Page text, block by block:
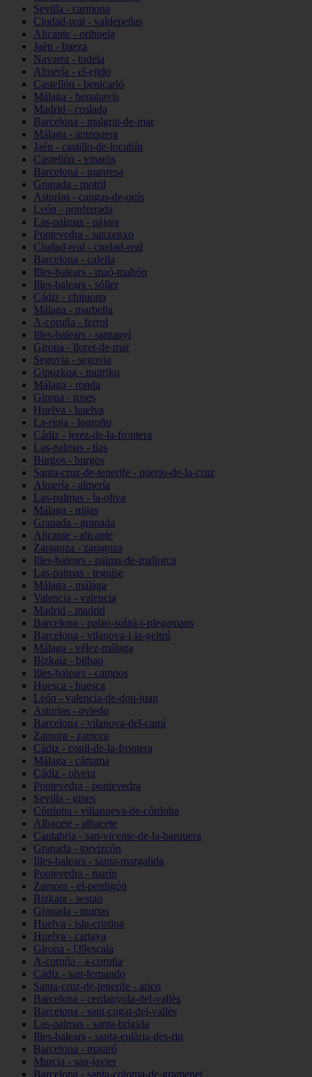
Sevilla - carmona
Ciudad-real - valdepeñas
Alicante - orihuela
Jaén - baeza
Navarra - tudela
Almería - el-ejido
Castellón - benicarló
Málaga - benahavís
Madrid - coslada
Barcelona - malgrat-de-mar
Málaga - antequera
Jaén - castillo-de-locubín
Castellón - vinaròs
Barcelona - manresa
Granada - motril
Asturias - cangas-de-onís
León - ponferrada
Las-palmas - pájara
Pontevedra - sanxenxo
Ciudad-real - ciudad-real
Barcelona - calella
Illes-balears - maó-mahón
Illes-balears - sóller
Cádiz - chipiona
Málaga - marbella
A-coruña - ferrol
Illes-balears - santanyí
Girona - lloret-de-mar
Segovia - segovia
Gipuzkoa - mutriku
Málaga - ronda
Girona - roses
Huelva - huelva
La-rioja - logroño
Cádiz - jerez-de-la-frontera
Las-palmas - tías
Burgos - burgos
Santa-cruz-de-tenerife - puerto-de-la-cruz
Almería - almería
Las-palmas - la-oliva
Málaga - mijas
Granada - granada
Alicante - alicante
Zaragoza - zaragoza
Illes-balears - palma-de-mallorca
Las-palmas - teguise
Málaga - málaga
Valencia - valencia
Madrid - madrid
Barcelona - palau-solità-i-plegamans
Barcelona - vilanova-i-la-geltrú
Málaga - vélez-málaga
Bizkaia - bilbao
Illes-balears - campos
Huesca - huesca
León - valencia-de-don-juan
Asturias - oviedo
Barcelona - vilanova-del-camí
Zamora - zamora
Cádiz - conil-de-la-frontera
Málaga - cártama
Cádiz - olvera
Pontevedra - pontevedra
Sevilla - gines
Córdoba - villanueva-de-córdoba
Albacete - albacete
Cantabria - san-vicente-de-la-barquera
Granada - torvizcón
Illes-balears - santa-margalida
Pontevedra - marín
Zamora - el-perdigón
Bizkaia - sestao
Granada - murtas
Huelva - isla-cristina
Huelva - cartaya
Girona - l39escala
A-coruña - a-coruña
Cádiz - san-fernando
Santa-cruz-de-tenerife - arico
Barcelona - cerdanyola-del-vallès
Barcelona - sant-cugat-del-vallès
Las-palmas - santa-brígida
Illes-balears - santa-eulària-des-riu
Barcelona - mataró
Murcia - san-javier
Barcelona - santa-coloma-de-gramenet